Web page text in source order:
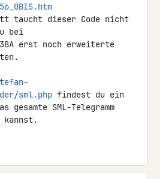
taucht dieser Code nicht
bei
erst noch erweiterte
sml.php findest du ein
SML-Telegramm
kannst.